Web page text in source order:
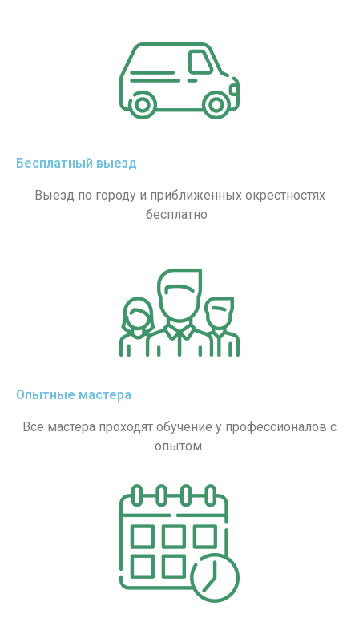
Бесплатный выезд
Выезд по городу и приближенных окрестностях
бесплатно
Опытные мастера
Все мастера проходят обучение у профессионалов с
опытом